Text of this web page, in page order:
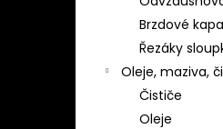
Brzdové
Řezáky
Oleje, maziva,
Čističe
Oleje